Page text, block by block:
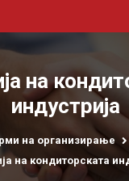
на
индустрија
на организирање
на кондиторската